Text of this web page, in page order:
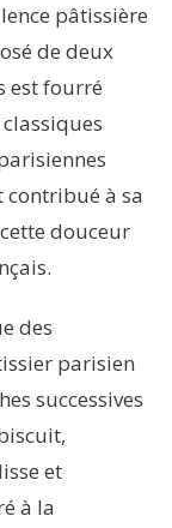
pâtissière
de deux
est fourré
contribué à sa
douceur
des
parisien
successives
et
à la